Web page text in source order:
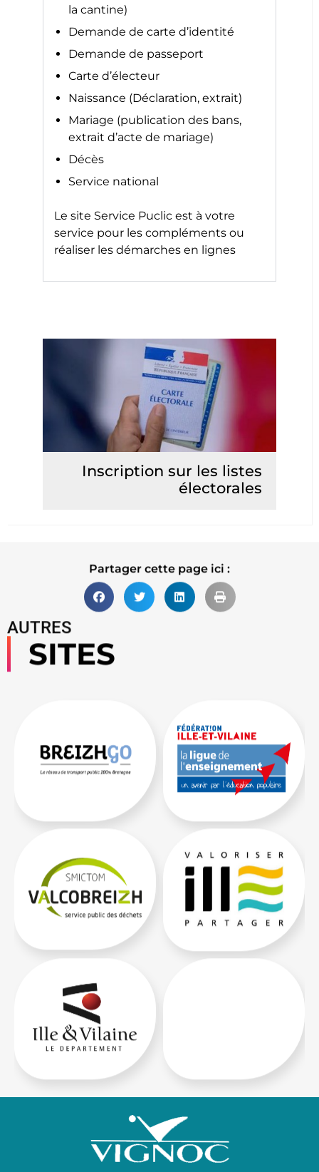
la cantine)
Demande de carte d’identité
Demande de passeport
Carte d’électeur
Naissance (Déclaration, extrait)
Mariage (publication des bans,
extrait d’acte de mariage)
Décès
Service national
Le site Service Puclic est à votre
service pour les compléments ou
réaliser les démarches en lignes
Inscription sur les listes
électorales
Partager cette page ici :
AUTRES
SITES